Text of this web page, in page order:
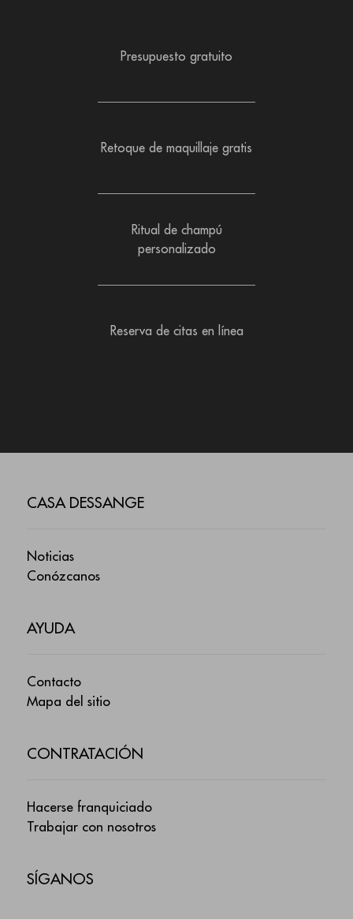
Presupuesto gratuito
Retoque de maquillaje gratis
Ritual de champú
personalizado
Reserva de citas en línea
CASA DESSANGE
Noticias
Conózcanos
AYUDA
Contacto
Mapa del sitio
CONTRATACIÓN
Hacerse franquiciado
Trabajar con nosotros
SÍGANOS